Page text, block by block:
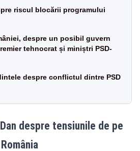
riscul blocării programului
despre un posibil guvern
tehnocrat și miniștri PSD-
despre conflictul dintre PSD
despre tensiunile de pe